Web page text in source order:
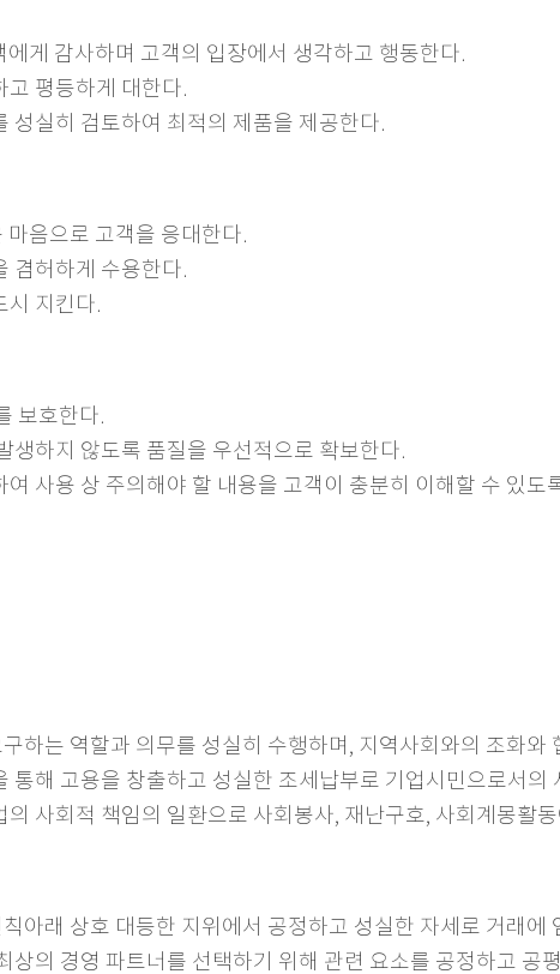
게 감사하며 고객의 입장에서 생각하고 행동한다.
고 평등하게 대한다.
성실히 검토하여 최적의 제품을 제공한다.
음으로 고객을 응대한다.
겸허하게 수용한다.
시 지킨다.
보호한다.
생하지 않도록 품질을 우선적으로 확보한다.
여 사용 상 주의해야 할 내용을 고객이 충분히 이해할 수 있도
하는 역할과 의무를 성실히 수행하며, 지역사회와의 조화와
통해 고용을 창출하고 성실한 조세납부로 기업시민으로서의
의 사회적 책임의 일환으로 사회봉사, 재난구호, 사회계몽활
아래 상호 대등한 지위에서 공정하고 성실한 자세로 거래에
상의 경영 파트너를 선택하기 위해 관련 요소를 공정하고 공